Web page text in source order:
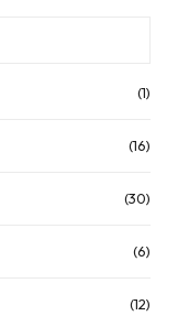
(1)
(16)
(30)
(6)
(12)